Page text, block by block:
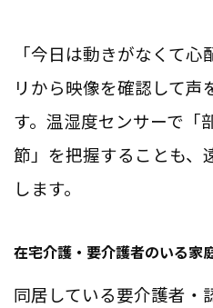
「今日は動きがなくて
リから映像を確認して声
す。温湿度センサーで「
節」を把握することも、
します。
在宅介護・要介護者のいる家
同居している要介護者・